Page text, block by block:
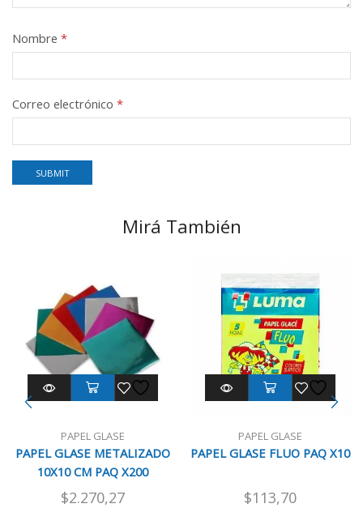
Nombre *
Correo electrónico *
Mirá También
PAPEL GLASE
PAPEL GLASE METALIZADO
10X10 CM PAQ X200
$2.270,27
PAPEL GLASE
PAPEL GLASE FLUO PAQ X10
$113,70